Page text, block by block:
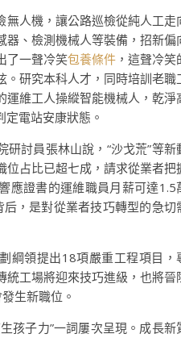
無人機，讓公路巡檢從純人工走
器、檢測機械人等裝備，招新偏
了一聲冷笑包養條件，這聲冷笑
研究本科人才，同時培訓老職
維工人操縱智能機械人，乾淨
定電站安康狀態。
討員張林山說，“沙戈荒”等新
占比已超七成，請求從業者把
應證書的運維職員月薪可達1.5
，是對從業者技巧轉型的急切
綱領提出18項嚴重工程項目，
統工場將迎來技巧進級，也將晉
生新職位。
孩子力”一詞屢次呈現。成長新